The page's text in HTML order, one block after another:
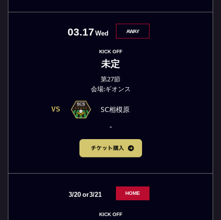
03.17 Wed AWAY
KICK OFF
未定
第27節
会場:ギオンス
VS SC相模原
-
3/20 or3/21 HOME
KICK OFF